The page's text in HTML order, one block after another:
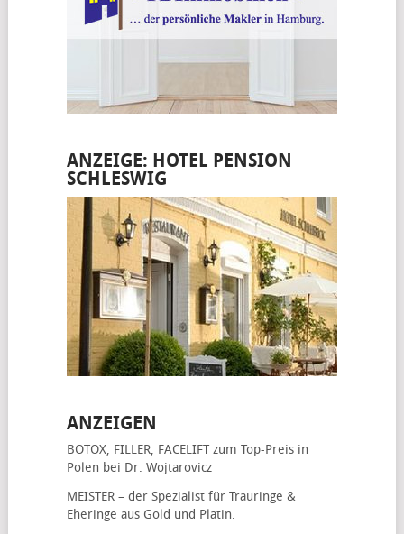
ANZEIGE: HOTEL PENSION
SCHLESWIG
ANZEIGEN
BOTOX, FILLER, FACELIFTzum Top-Preis in
Polen bei Dr. Wojtarovicz
MEISTER – der Spezialist für Trauringe &
Eheringe aus Gold und Platin.